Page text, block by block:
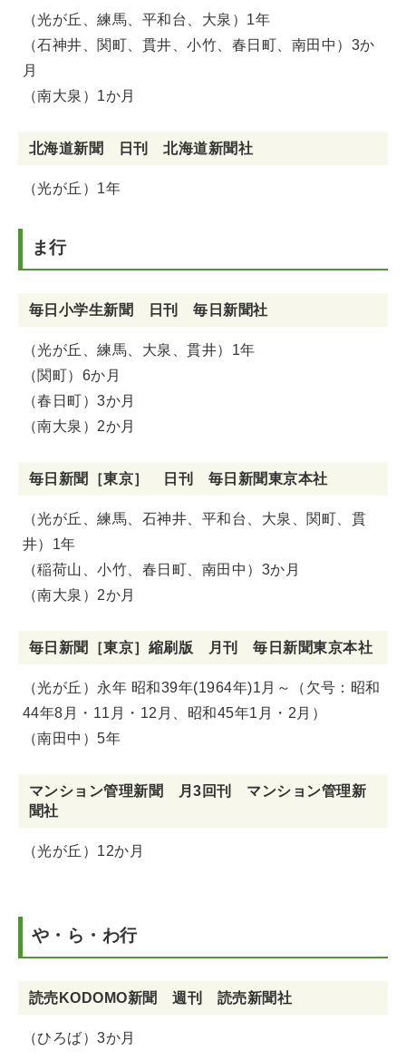
（光が丘、練馬、平和台、大泉）1年
（石神井、関町、貫井、小竹、春日町、南田中）3か
月
（南大泉）1か月
北海道新聞 日刊 北海道新聞社
（光が丘）1年
ま行
毎日小学生新聞 日刊 毎日新聞社
（光が丘、練馬、大泉、貫井）1年
（関町）6か月
（春日町）3か月
（南大泉）2か月
毎日新聞［東京］ 日刊 毎日新聞東京本社
（光が丘、練馬、石神井、平和台、大泉、関町、貫
井）1年
（稲荷山、小竹、春日町、南田中）3か月
（南大泉）2か月
毎日新聞［東京］縮刷版 月刊 毎日新聞東京本社
（光が丘）永年 昭和39年(1964年)1月～（欠号：昭和
44年8月・11月・12月、昭和45年1月・2月）
（南田中）5年
マンション管理新聞 月3回刊 マンション管理新
聞社
（光が丘）12か月
や・ら・わ行
読売KODOMO新聞 週刊 読売新聞社
（ひろば）3か月